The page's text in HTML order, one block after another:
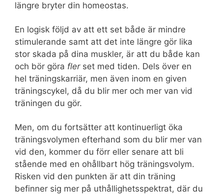
längre bryter din homeostas.
En logisk följd av att ett set både är mindre
stimulerande samt att det inte längre gör lika
stor skada på dina muskler, är att du både kan
och bör göra flerset med tiden. Dels över en
hel träningskarriär, men även inom en given
träningscykel, då du blir mer och mer van vid
träningen du gör.
Men, om du fortsätter att kontinuerligt öka
träningsvolymen efterhand som du blir mer van
vid den, kommer du förr eller senare att bli
stående med en ohållbart hög träningsvolym.
Risken vid den punkten är att din träning
befinner sig mer på uthållighetsspektrat, där du